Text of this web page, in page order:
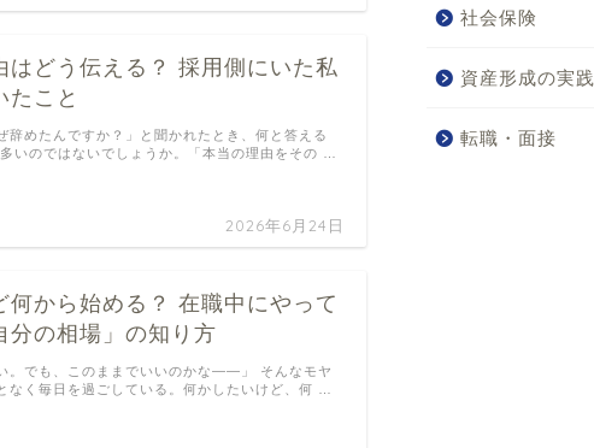
はどう伝える？ 採用側にいた私
たこと
2026年6月24日
辞めたんですか？」と聞かれたとき、何と答える
いのではないでしょうか。「本当の理由をその …
何から始める？ 在職中にやって
分の相場」の知り方
。でも、このままでいいのかな——」 そんなモヤ
なく毎日を過ごしている。何かしたいけど、何 …
社会保険
資産形成の実践
転職・面接